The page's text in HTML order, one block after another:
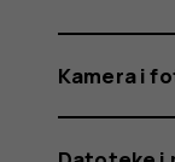
Kamera i